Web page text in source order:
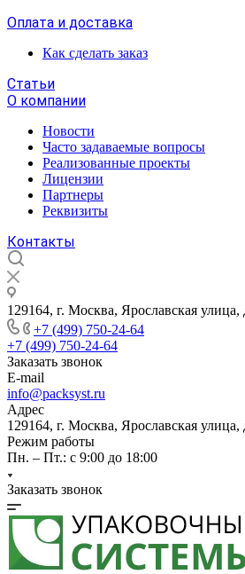
Оплата и доставка
Как сделать заказ
Статьи
О компании
Новости
Часто задаваемые вопросы
Реализованные проекты
Лицензии
Партнеры
Реквизиты
Контакты
129164, г. Москва, Ярославская
+7 (499) 750-24-64
+7 (499) 750-24-64
Заказать звонок
E-mail
info@packsyst.ru
Адрес
129164, г. Москва, Ярославская
Режим работы
Пн. – Пт.: с 9:00 до 18:00
Заказать звонок